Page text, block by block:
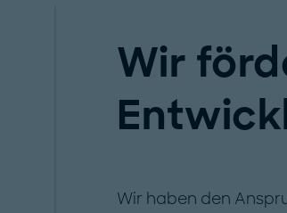
Wir
Wir haben den